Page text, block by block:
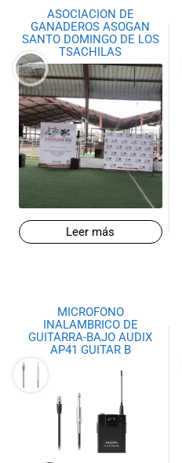
para
de
de
desde
y
hasta
una
de
de
para
ASOCIACION DE
GANADEROS ASOGAN
SANTO DOMINGO DE LOS
TSACHILAS
Leer más
MICROFONO
INALAMBRICO DE
GUITARRA-BAJO AUDIX
AP41 GUITAR B